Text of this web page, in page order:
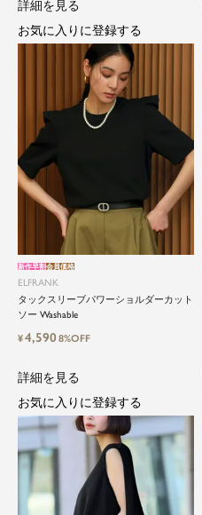
ELFRANK
タックスリーブパワーショルダーカット
ソー Washable
新作早割会員価格
¥4,5908%OFF
詳細を見る
お気に入りに登録する
詳細を見る
お気に入りに登録する